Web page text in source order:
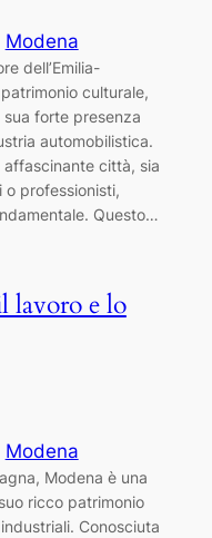
Modena
dell’Emilia-
culturale,
forte presenza
automobilistica.
città, sia
professionisti,
Questo…
lavoro e lo
Modena
Modena è una
ricco patrimonio
Conosciuta